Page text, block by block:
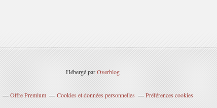
Hébergé parOverblog
Offre Premium Cookies et données personnelles Préférences cookies